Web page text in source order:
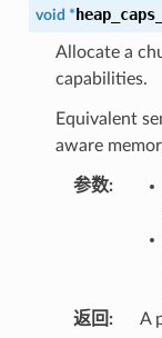
void *
Allocate a
capabilities.
Equivalent
aware
参数:
返回 :
A